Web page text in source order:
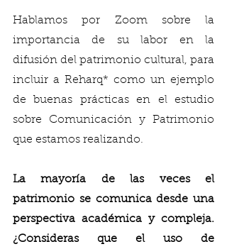
Hablamos por Zoom sobre la
importancia de su labor en la
difusión del patrimonio cultural, para
incluir a Reharq* como un ejemplo
de buenas prácticas en el estudio
sobre Comunicación y Patrimonio
que estamos realizando.
La mayoría de las veces el
patrimonio se comunica desde una
perspectiva académica y compleja.
¿Consideras que el uso de